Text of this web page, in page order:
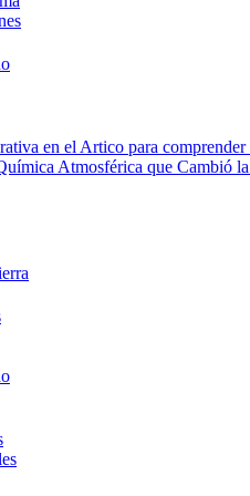
en el Artico para
Atmosférica que Cambió